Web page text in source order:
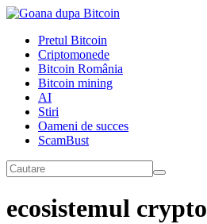
Pretul Bitcoin
Criptomonede
Bitcoin România
Bitcoin mining
AI
Stiri
Oameni de succes
ScamBust
ecosistemul crypto